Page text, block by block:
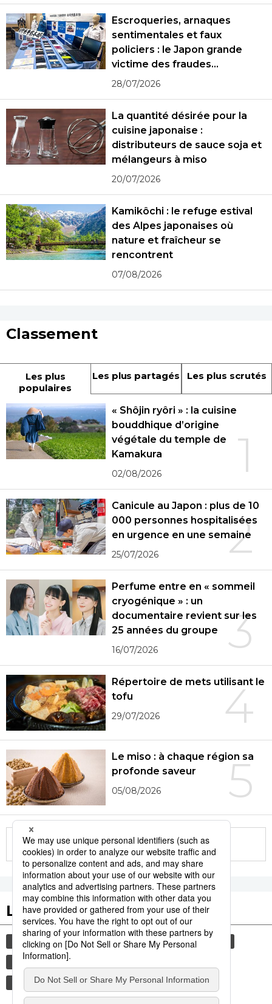
Escroqueries, arnaques
sentimentales et faux
policiers : le Japon grande
victime des fraudes
spécialisées
28/07/2026
La quantité désirée pour la
cuisine japonaise :
distributeurs de sauce soja et
mélangeurs à miso
20/07/2026
Kamikôchi : le refuge estival
des Alpes japonaises où
nature et fraîcheur se
rencontrent
07/08/2026
Classement
Les plus
populaires
Les plus partagés Les plus scrutés
1
« Shôjin ryôri » : la cuisine
bouddhique d’origine
végétale du temple de
Kamakura
02/08/2026
2
Canicule au Japon : plus de 10
000 personnes hospitalisées
en urgence en une semaine
25/07/2026
3
Perfume entre en « sommeil
cryogénique » : un
documentaire revient sur les
25 années du groupe
16/07/2026
4
Répertoire de mets utilisant le
tofu
29/07/2026
5
Le miso : à chaque région sa
profonde saveur
05/08/2026
More in this series
Les tags populaires
histoire gastronomie femme
culture
edo
société
vie quotidienne